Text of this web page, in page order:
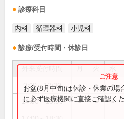
診療科目
内科 循環器科 小児科
診療/受付時間・休診日
9:00～12:30 ● ● ●
14:00～18:00 ● ● ●
お盆(8月中旬)は休診・休業の場
に必ず医療機関に直接ご確認くだ